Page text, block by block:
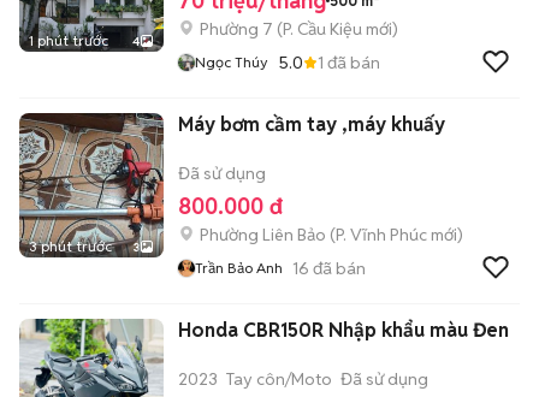
1 phút trước 4
Phường 7 (P. Cầu Kiệu mới)
Ngọc Thúy 5.0 1 đã bán
3 phút trước 3
Máy bơm cầm tay ,máy khuấy
Đã sử dụng
800.000 đ
Phường Liên Bảo (P. Vĩnh Phúc mới)
Trần Bảo Anh 16 đã bán
Honda CBR150R Nhập khẩu màu Đen
2023 Tay côn/Moto Đã sử dụng